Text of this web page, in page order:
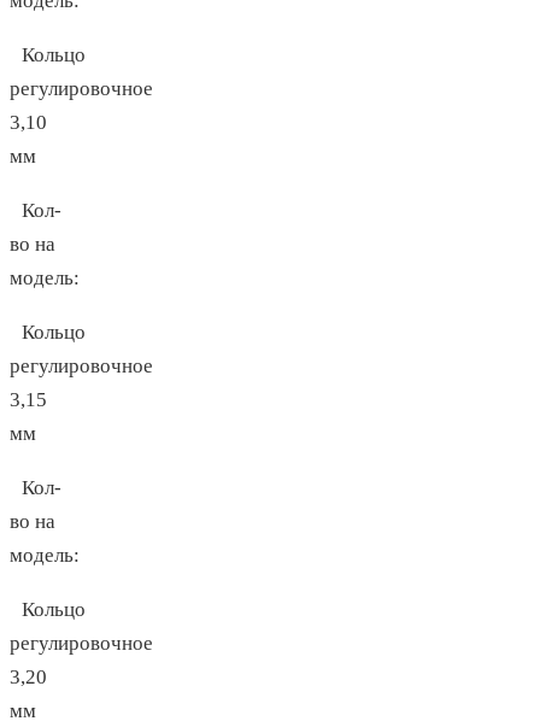
Кольцо
регулировочное
3,10
мм
Кол-
во на
модель:
Кольцо
регулировочное
3,15
мм
Кол-
во на
модель:
Кольцо
регулировочное
3,20
мм